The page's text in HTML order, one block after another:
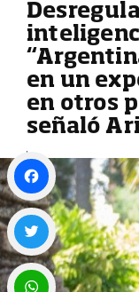
en un
en otros
señaló
Facebook
Twitter